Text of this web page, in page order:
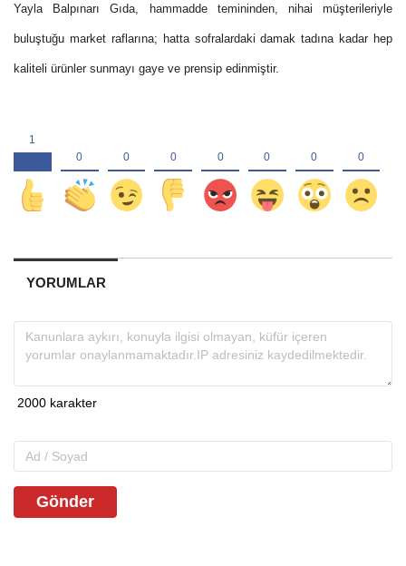
Yayla Balpınarı Gıda, hammadde temininden, nihai müşterileriyle
buluştuğu market raflarına; hatta sofralardaki damak tadına kadar hep
kaliteli ürünler sunmayı gaye ve prensip edinmiştir.
YORUMLAR
Gönder